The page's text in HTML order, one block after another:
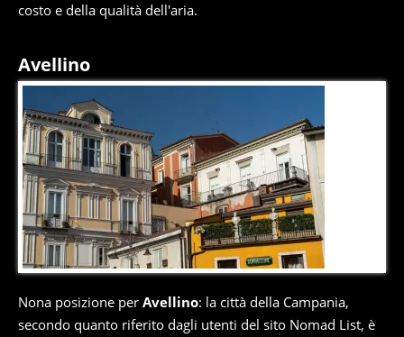
costo e della qualità dell'aria.
Avellino
Nona posizione per Avellino: la città della Campania,
secondo quanto riferito dagli utenti del sito Nomad List, è